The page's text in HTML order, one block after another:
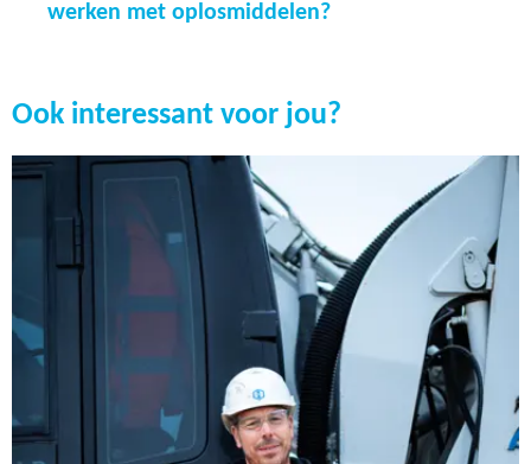
werken met oplosmiddelen?
Ook interessant voor jou?